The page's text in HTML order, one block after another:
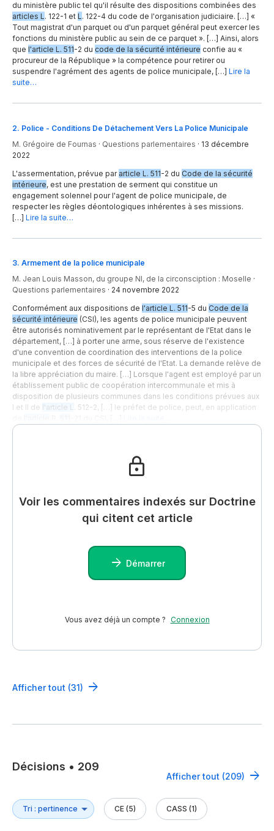
du ministère public tel qu'il résulte des dispositions combinées des
articles L. 122-1 et L. 122-4 du code de l'organisation judiciaire. […] «
Tout magistrat d'un parquet ou d'un parquet général peut exercer les
fonctions du ministère public au sein de ce parquet ». […] Ainsi, alors
que l'article L. 511-2 du code de la sécurité intérieure confie au «
procureur de la République » la compétence pour retirer ou
suspendre l'agrément des agents de police municipale, […] Lire la
suite…
2. Police - Conditions De Détachement Vers La Police Municipale
M. Grégoire de Fournas · Questions parlementaires · 13 décembre
2022
L'assermentation, prévue par article L. 511-2 du Code de la sécurité
intérieure, est une prestation de serment qui constitue un
engagement solennel pour l'agent de police municipale, de
respecter les règles déontologiques inhérentes à ses missions.
[…] Lire la suite…
3. Armement de la police municipale
M. Jean Louis Masson, du groupe NI, de la circonsciption : Moselle ·
Questions parlementaires · 24 novembre 2022
Conformément aux dispositions de l'article L. 511-5 du Code de la
sécurité intérieure (CSI), les agents de police municipale peuvent
être autorisés nominativement par le représentant de l'Etat dans le
département, […] à porter une arme, sous réserve de l'existence
d'une convention de coordination des interventions de la police
municipale et des forces de sécurité de l'Etat. La demande relève de
la libre appréciation du maire. […] Lorsque l'agent est employé par un
établissement public de coopération intercommunale et mis à
disposition de plusieurs communes dans les conditions prévues aux
I et II de l'article L . 512-2, […] le préfet de police, peut, en application
Voir les commentaires indexés sur Doctrine
qui citent cet article
Démarrer
Vous avez déjà un compte ? Connexion
Afficher tout (31)
Décisions • 209
Afficher tout (209)
CE (5) CASS (1)